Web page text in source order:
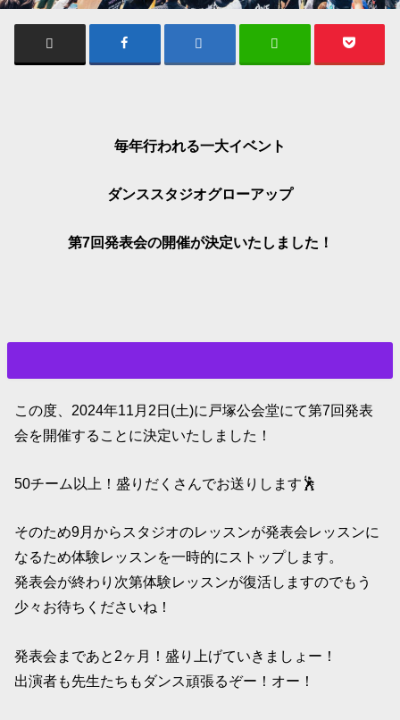
毎年行われる一大イベント
ダンススタジオグローアップ
第7回発表会の開催が決定いたしました！
この度、2024年11月2日(土)に戸塚公会堂にて第7回発表
会を開催することに決定いたしました！
50チーム以上！盛りだくさんでお送りします🕺
そのため9月からスタジオのレッスンが発表会レッスンに
なるため体験レッスンを一時的にストップします。
発表会が終わり次第体験レッスンが復活しますのでもう
少々お待ちくださいね！
発表会まであと2ヶ月！盛り上げていきましょー！
出演者も先生たちもダンス頑張るぞー！オー！